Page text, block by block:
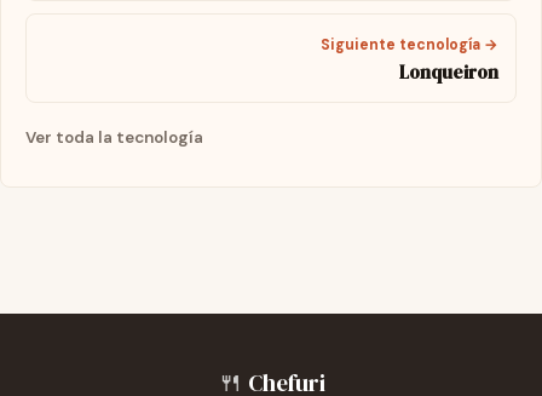
Siguiente tecnología →
Lonqueiron
Ver toda la tecnología
🍴 Chefuri